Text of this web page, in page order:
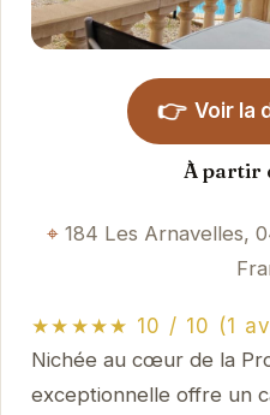
👉 Voir la
À partir
184 Les Arnavelles,
★★★★★ 10 / 10 (1
Nichée au cœur de la
exceptionnelle offre un